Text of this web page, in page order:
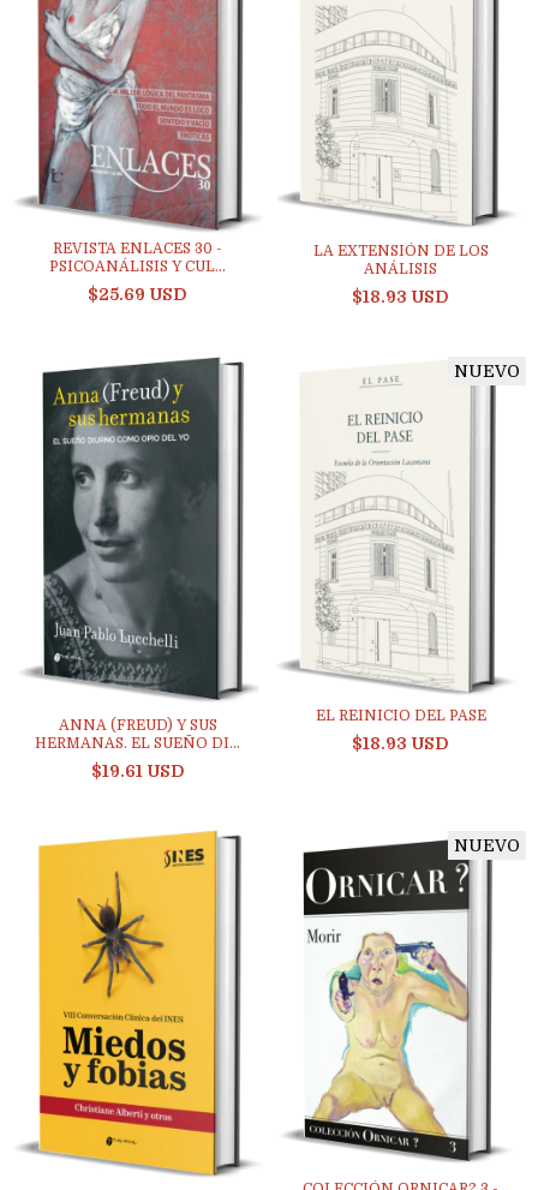
REVISTA ENLACES 30 -
PSICOANÁLISIS Y CUL...
$25.69 USD
LA EXTENSIÓN DE LOS
ANÁLISIS
$18.93 USD
ANNA (FREUD) Y SUS
HERMANAS. EL SUEÑO DI...
$19.61 USD
NUEVO
EL REINICIO DEL PASE
$18.93 USD
NUEVO